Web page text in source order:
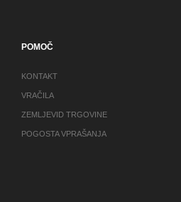
POMOČ
KONTAKT
VRAČILA
ZEMLJEVID TRGOVINE
POGOSTA VPRAŠANJA